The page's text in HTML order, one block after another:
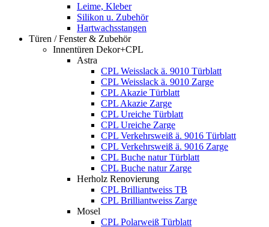
Leime, Kleber
Silikon u. Zubehör
Hartwachsstangen
Türen / Fenster & Zubehör
Innentüren Dekor+CPL
Astra
CPL Weisslack ä. 9010 Türblatt
CPL Weisslack ä. 9010 Zarge
CPL Akazie Türblatt
CPL Akazie Zarge
CPL Ureiche Türblatt
CPL Ureiche Zarge
CPL Verkehrsweiß ä. 9016 Türblatt
CPL Verkehrsweiß ä. 9016 Zarge
CPL Buche natur Türblatt
CPL Buche natur Zarge
Herholz Renovierung
CPL Brilliantweiss TB
CPL Brilliantweiss Zarge
Mosel
CPL Polarweiß Türblatt